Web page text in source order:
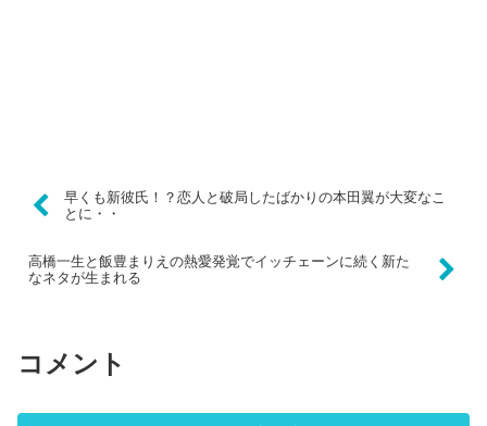
早くも新彼氏！？恋人と破局したばかりの本田翼が大変なこ
とに・・
高橋一生と飯豊まりえの熱愛発覚でイッチェーンに続く新た
なネタが生まれる
コメント